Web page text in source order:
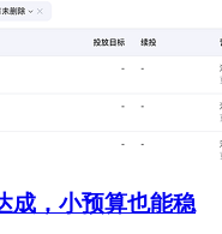
成，小预算也能稳